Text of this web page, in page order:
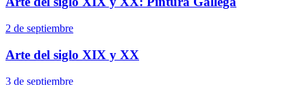
2 de septiembre
Arte del siglo XIX y XX
3 de septiembre